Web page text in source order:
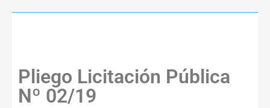
Pliego Licitación Pública
Nº 02/19